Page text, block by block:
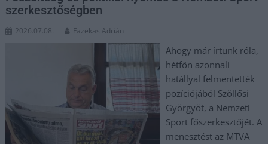
szerkesztőségben
2026.07.08. Fazekas Adrián
Ahogy már írtunk róla,
hétfőn azonnali
hatállyal felmentették
pozíciójából Szöllősi
Györgyöt, a Nemzeti
Sport főszerkesztőjét. A
menesztést az MTVA